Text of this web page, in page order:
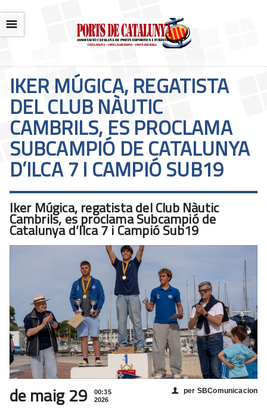
☰
IKER MÚGICA, REGATISTA
DEL CLUB NÀUTIC
CAMBRILS, ES PROCLAMA
SUBCAMPIÓ DE CATALUNYA
D’ILCA 7 I CAMPIÓ SUB19
Iker Múgica, regatista del Club Nàutic
Cambrils, es proclama Subcampió de
Catalunya d’Ilca 7 i Campió Sub19
de maig 29
00:35
2026
👤 per SBComunicacion